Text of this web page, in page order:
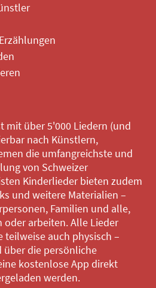
mit über 5'000 Liedern (und
nach Künstlern,
die umfangreichste und
von Schweizer
Kinderlieder bieten zudem
und weitere Materialien –
Familien und alle,
oder arbeiten. Alle Lieder
auch physisch –
die persönliche
kostenlose App direkt
werden.